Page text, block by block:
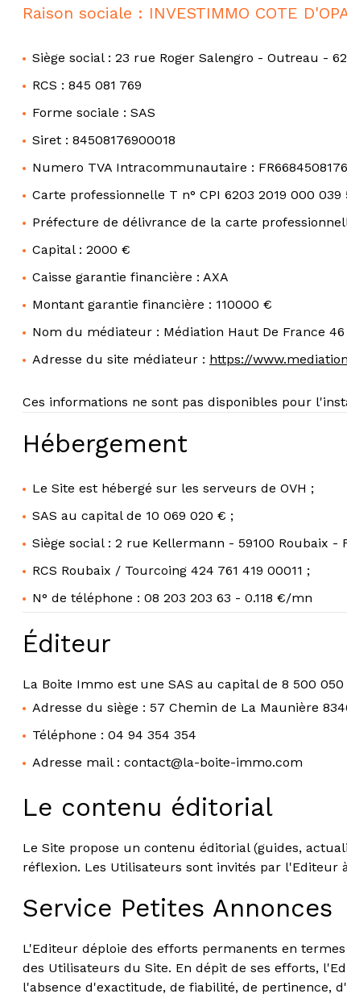
tarif
Raison sociale : INVESTIMMO COTE
Siège social : 23 rue Roger Salengro - Outreau -
RCS : 845 081 769
Forme sociale : SAS
Siret : 84508176900018
Numero TVA Intracommunautaire :
Carte professionnelle T n° CPI 6203 2019 000 039
Préfecture de délivrance de la carte
Capital : 2000 €
Caisse garantie financière : AXA
Montant garantie financière : 110000 €
Nom du médiateur : Médiation Haut De France
Adresse du site médiateur : https://
Ces informations ne sont pas disponibles pour
Hébergement
Le Site est hébergé sur les serveurs de OVH ;
SAS au capital de 10 069 020 € ;
Siège social : 2 rue Kellermann - 59100 Roubaix -
RCS Roubaix / Tourcoing 424 761 419 00011 ;
N° de téléphone : 08 203 203 63 - 0.118 €/mn
Éditeur
La Boite Immo est une SAS au capital de 8 500
Adresse du siège : 57 Chemin de La Maunière
Téléphone : 04 94 354 354
Adresse mail : contact@la-boite-immo.com
Le contenu éditorial
Le Site propose un contenu éditorial (guides,
réflexion. Les Utilisateurs sont invités par
Service Petites Annonces
L'Editeur déploie des efforts permanents en
des Utilisateurs du Site. En dépit de ses efforts,
l'absence d'exactitude, de fiabilité, de pertinence,